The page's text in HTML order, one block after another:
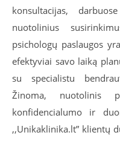
konsultacijas,
nuotolinius
psichologų paslaugos
efektyviai savo laiką
su specialistu
Žinoma, nuotolinis
konfidencialumo ir
,,Unikaklinika.lt” klientų